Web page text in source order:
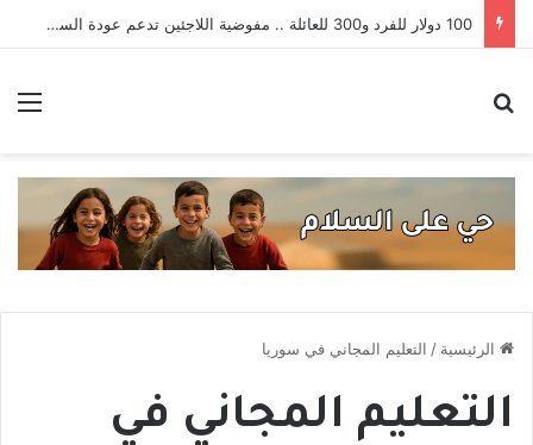
100 دولار للفرد و300 للعائلة .. مفوضية اللاجئين تدعم عودة السوريين من لبنان
الرئيسية / التعليم المجاني في سوريا
التعليم المجاني في